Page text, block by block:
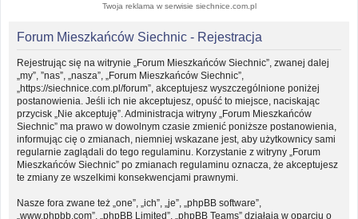
Twoja reklama w serwisie siechnice.com.pl
Forum Mieszkańców Siechnic - Rejestracja
Rejestrując się na witrynie „Forum Mieszkańców Siechnic”, zwanej dalej
„my”, ”nas”, „nasza”, „Forum Mieszkańców Siechnic”,
„https://siechnice.com.pl/forum”, akceptujesz wyszczególnione poniżej
postanowienia. Jeśli ich nie akceptujesz, opuść to miejsce, naciskając
przycisk „Nie akceptuję”. Administracja witryny „Forum Mieszkańców
Siechnic” ma prawo w dowolnym czasie zmienić poniższe postanowienia,
informując cię o zmianach, niemniej wskazane jest, aby użytkownicy sami
regularnie zaglądali do tego regulaminu. Korzystanie z witryny „Forum
Mieszkańców Siechnic” po zmianach regulaminu oznacza, że akceptujesz
te zmiany ze wszelkimi konsekwencjami prawnymi.
Nasze fora zwane też „one”, „ich”, „je”, „phpBB software”,
„www.phpbb.com”, „phpBB Limited”, „phpBB Teams” działają w oparciu o